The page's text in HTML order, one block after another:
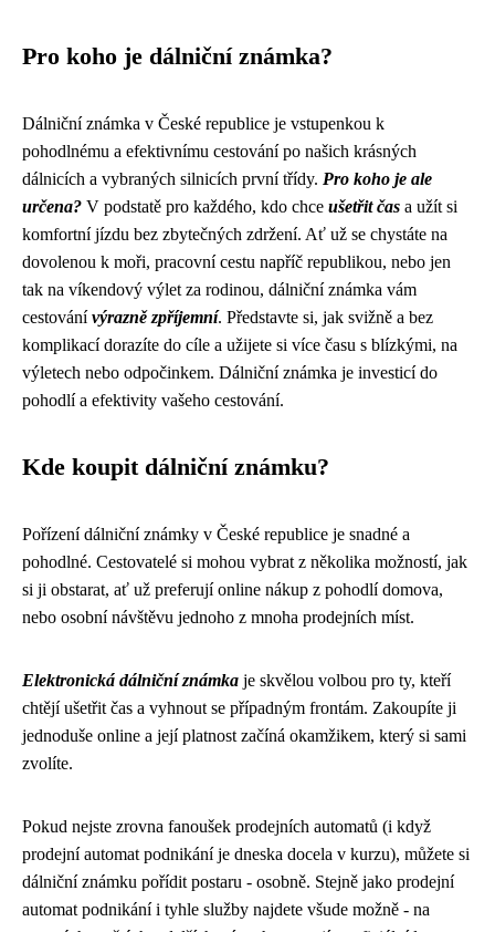
Pro koho je dálniční známka?
Dálniční známka v České republice je vstupenkou k
pohodlnému a efektivnímu cestování po našich krásných
dálnicích a vybraných silnicích první třídy. Pro koho je ale
určena? V podstatě pro každého, kdo chce ušetřit čas a užít si
komfortní jízdu bez zbytečných zdržení. Ať už se chystáte na
dovolenou k moři, pracovní cestu napříč republikou, nebo jen
tak na víkendový výlet za rodinou, dálniční známka vám
cestovánívýrazně zpříjemní. Představte si, jak svižně a bez
komplikací dorazíte do cíle a užijete si více času s blízkými, na
výletech nebo odpočinkem. Dálniční známka je investicí do
pohodlí a efektivity vašeho cestování.
Kde koupit dálniční známku?
Pořízení dálniční známky v České republice je snadné a
pohodlné. Cestovatelé si mohou vybrat z několika možností, jak
si ji obstarat, ať už preferují online nákup z pohodlí domova,
nebo osobní návštěvu jednoho z mnoha prodejních míst.
Elektronická dálniční známka je skvělou volbou pro ty, kteří
chtějí ušetřit čas a vyhnout se případným frontám. Zakoupíte ji
jednoduše online a její platnost začíná okamžikem, který si sami
zvolíte.
Pokud nejste zrovna fanoušek prodejních automatů (i když
prodejní automat podnikání je dneska docela v kurzu), můžete si
dálniční známku pořídit postaru - osobně. Stejně jako prodejní
automat podnikáníi tyhle služby najdete všude možně - na